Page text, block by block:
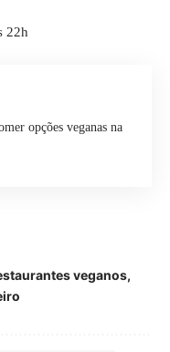
22h
opções veganas na
veganos